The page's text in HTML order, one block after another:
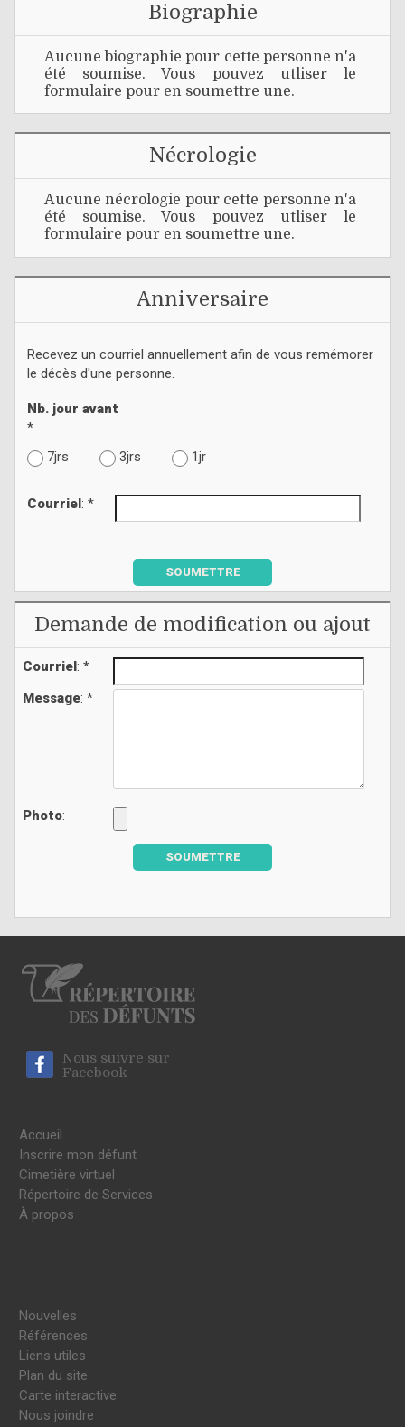
Biographie
Aucune biographie pour cette personne n'a
été soumise. Vous pouvez utliser le
formulaire pour en soumettre une.
Nécrologie
Aucune nécrologie pour cette personne n'a
été soumise. Vous pouvez utliser le
formulaire pour en soumettre une.
Anniversaire
Recevez un courriel annuellement afin de vous remémorer
le décès d'une personne.
Nb. jour avant
*
7jrs
3jrs 1jr
Courriel : *
SOUMETTRE
Demande de modification ou ajout
Courriel: *
Message: *
Photo:
SOUMETTRE
Nous suivre sur
Facebook
Accueil
Inscrire mon défunt
Cimetière virtuel
Répertoire de Services
À propos
Nouvelles
Références
Liens utiles
Plan du site
Carte interactive
Nous joindre